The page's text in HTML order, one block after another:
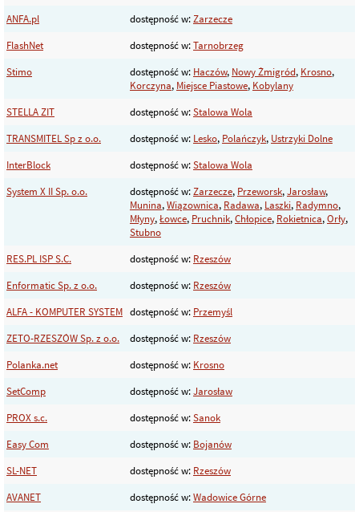
ANFA.pl
dostępność w:Zarzecze
FlashNet
dostępność w:Tarnobrzeg
Stimo
dostępność w: Haczów, Nowy Żmigród, Krosno,
Korczyna, Miejsce Piastowe, Kobylany
STELLA ZIT
dostępność w:Stalowa Wola
TRANSMITEL Sp z o.o.
dostępność w: Lesko, Polańczyk, Ustrzyki Dolne
InterBlock
dostępność w:Stalowa Wola
System X II Sp. o.o.
dostępność w:Zarzecze, Przeworsk,Jarosław,
Munina,Wiązownica, Radawa, Laszki, Radymno,
Młyny,Łowce, Pruchnik,Chłopice, Rokietnica,Orły,
Stubno
RES.PL ISP S.C.
dostępność w: Rzeszów
Enformatic Sp. z o.o.
dostępność w: Rzeszów
ALFA - KOMPUTER SYSTEM dostępność w: Przemyśl
ZETO-RZESZÓW Sp. z o.o.
dostępność w: Rzeszów
Polanka.net
dostępność w: Krosno
SetComp
dostępność w:Jarosław
PROX s.c.
dostępność w:Sanok
Easy Com
dostępność w: Bojanów
SL-NET
dostępność w: Rzeszów
AVANET
dostępność w:Wadowice Górne